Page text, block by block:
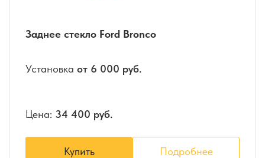
Заднее стекло Ford Bronco
Установка от 6 000 руб.
Цена: 34 400 руб.
Купить Подробнее